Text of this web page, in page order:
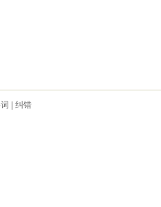
纠错